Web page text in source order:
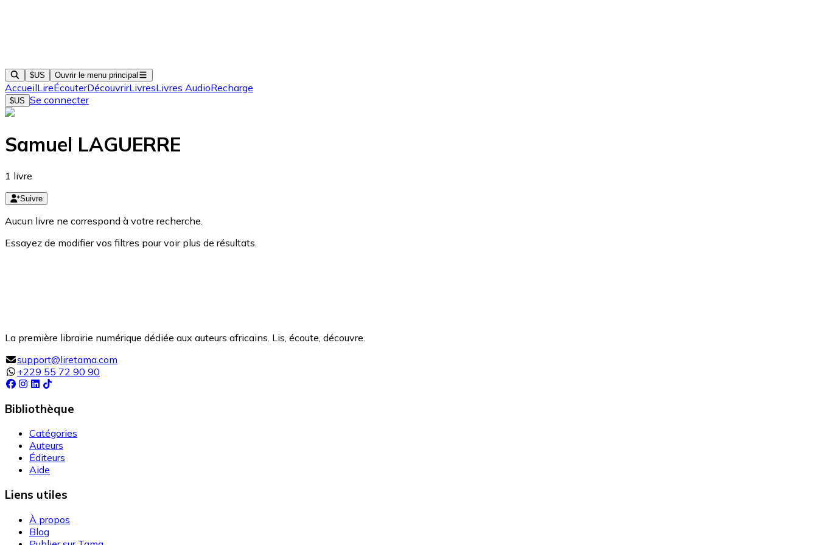
$US Ouvrir le menu principal
AccueilLireÉcouterDécouvrirLivresLivres AudioRecharge
$US Se connecter
Samuel LAGUERRE
1 livre
Suivre
Aucun livre ne correspond à votre recherche.
Essayez de modifier vos filtres pour voir plus de résultats.
La première librairie numérique dédiée aux auteurs africains. Lis, écoute, découvre.
support@liretama.com
+229 55 72 90 90
Bibliothèque
Catégories
Auteurs
Éditeurs
Aide
Liens utiles
À propos
Blog